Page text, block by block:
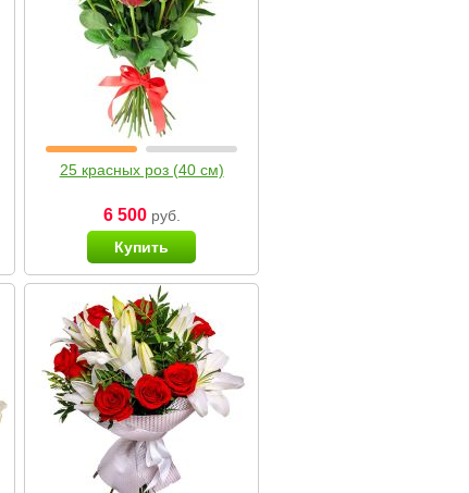
25 красных роз (40 см)
6 500руб.
Купить